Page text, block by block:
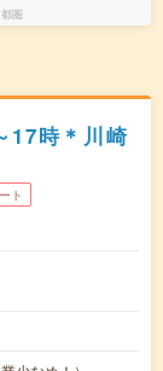
圏
17時＊川崎
ト